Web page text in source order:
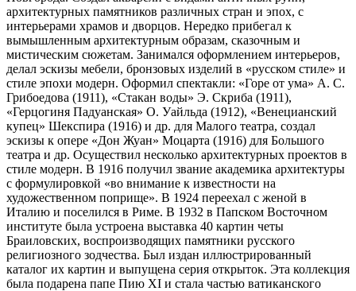
архитектурных памятников различных стран и эпох, с
интерьерами храмов и дворцов. Нередко прибегал к
вымышленным архитектурным образам, сказочным и
мистическим сюжетам. Занимался оформлением интерьеров,
делал эскизы мебели, бронзовых изделий в «русском стиле» и
стиле эпохи модерн. Оформил спектакли: «Горе от ума» А. С.
Грибоедова (1911), «Стакан воды» Э. Скриба (1911),
«Герцогиня Падуанская» О. Уайльда (1912), «Венецианский
купец» Шекспира (1916) и др. для Малого театра, создал
эскизы к опере «Дон Жуан» Моцарта (1916) для Большого
театра и др. Осуществил несколько архитектурных проектов в
стиле модерн. В 1916 получил звание академика архитектуры
с формулировкой «во внимание к известности на
художественном поприще». В 1924 переехал с женой в
Италию и поселился в Риме. В 1932 в Папском Восточном
институте была устроена выставка 40 картин четы
Браиловских, воспроизводящих памятники русского
религиозного зодчества. Был издан иллюстрированный
каталог их картин и выпущена серия открыток. Эта коллекция
была подарена папе Пию XI и стала частью ватиканского